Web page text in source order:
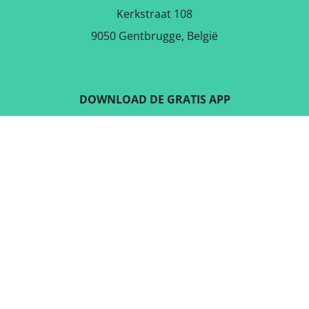
Kerkstraat 108
9050 Gentbrugge, België
DOWNLOAD DE GRATIS APP